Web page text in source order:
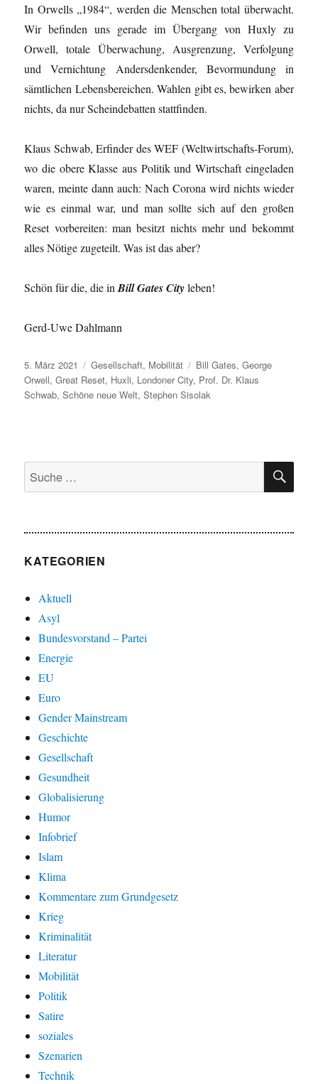
In Orwells „1984“, werden die Menschen total überwacht.
Wir befinden uns gerade im Übergang von Huxly zu
Orwell, totale Überwachung, Ausgrenzung, Verfolgung
und Vernichtung Andersdenkender, Bevormundung in
sämtlichen Lebensbereichen. Wahlen gibt es, bewirken aber
nichts, da nur Scheindebatten stattfinden.
Klaus Schwab, Erfinder des WEF (Weltwirtschafts-Forum),
wo die obere Klasse aus Politik und Wirtschaft eingeladen
waren, meinte dann auch: Nach Corona wird nichts wieder
wie es einmal war, und man sollte sich auf den großen
Reset vorbereiten: man besitzt nichts mehr und bekommt
alles Nötige zugeteilt. Was ist das aber?
Schön für die, die inBill Gates Cityleben!
Gerd-Uwe Dahlmann
Veröffentlicht
am
5. März 2021 Kategorien
Gesellschaft, Mobilität Schlagwörter
Bill Gates,George
Orwell,Great Reset, Huxli, Londoner City, Prof. Dr. Klaus
Schwab,Schöne neue Welt,Stephen Sisolak
Suche
nach:
KATEGORIEN
Aktuell
Asyl
Bundesvorstand – Partei
Energie
EU
Euro
Gender Mainstream
Geschichte
Gesellschaft
Gesundheit
Globalisierung
Humor
Infobrief
Islam
Klima
Kommentare zum Grundgesetz
Krieg
Kriminalität
Literatur
Mobilität
Politik
Satire
soziales
Szenarien
Technik